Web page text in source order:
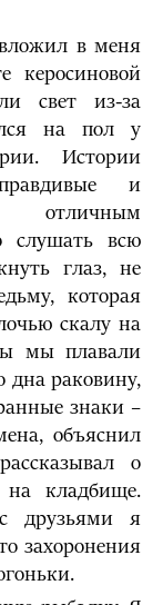
в меня
керосиновой
свет из-за
на пол у
Истории
и
отличным
слушать всю
глаз, не
которая
скалу на
мы плавали
дна раковину,
знаки –
объяснил
о
на кладбище.
друзьями я
захоронения